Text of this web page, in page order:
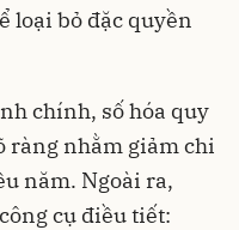
loại bỏ đặc quyền
chính, số hóa quy
ràng nhằm giảm chi
năm. Ngoài ra,
cụ điều tiết: